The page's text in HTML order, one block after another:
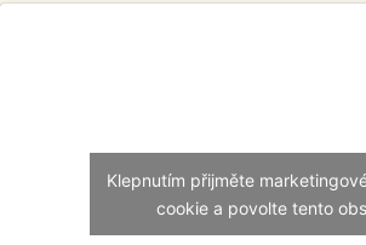
Klepnutím přijměte
cookie a povolte tento